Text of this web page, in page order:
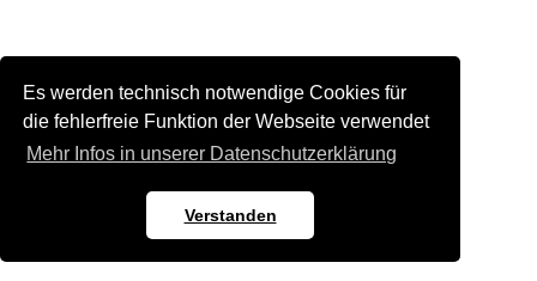
Es werden technisch notwendige Cookies für
die fehlerfreie Funktion der Webseite verwendet
Mehr Infos in unserer Datenschutzerklärung
Verstanden